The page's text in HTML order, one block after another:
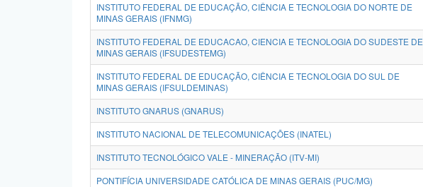
INSTITUTO FEDERAL DE EDUCAÇÃO, CIÊNCIA E TECNOLOGIA DO NORTE DE
MINAS GERAIS (IFNMG)
INSTITUTO FEDERAL DE EDUCACAO, CIENCIA E TECNOLOGIA DO SUDESTE DE
MINAS GERAIS (IFSUDESTEMG)
INSTITUTO FEDERAL DE EDUCAÇÃO, CIÊNCIA E TECNOLOGIA DO SUL DE
MINAS GERAIS (IFSULDEMINAS)
INSTITUTO GNARUS (GNARUS)
INSTITUTO NACIONAL DE TELECOMUNICAÇÕES (INATEL)
INSTITUTO TECNOLÓGICO VALE - MINERAÇÃO (ITV-MI)
PONTIFÍCIA UNIVERSIDADE CATÓLICA DE MINAS GERAIS (PUC/MG)